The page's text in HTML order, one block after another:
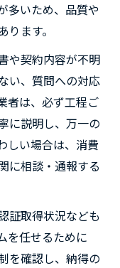
多いため、品質や
ます。
や契約内容が不明
い、質問への対応
者は、必ず工程ご
に説明し、万一の
しい場合は、消費
に相談・通報する
証取得状況なども
を任せるために
を確認し、納得の